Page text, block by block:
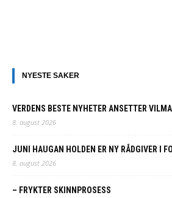
NYESTE SAKER
VERDENS BESTE NYHETER ANSETTER
8. august 2026
JUNI HAUGAN HOLDEN ER NY RÅDGIVER I
8. august 2026
– FRYKTER SKINNPROSESS